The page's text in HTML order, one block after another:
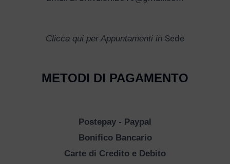
Clicca qui per Appuntamenti in Sede
METODI DI PAGAMENTO
Postepay - Paypal
Bonifico Bancario
Carte di Credito e Debito